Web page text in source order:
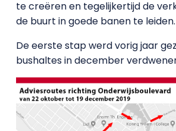
te creëren en tegelijkertijd de
de buurt in goede banen te leiden.
De eerste stap werd vorig jaar
bushaltes in december